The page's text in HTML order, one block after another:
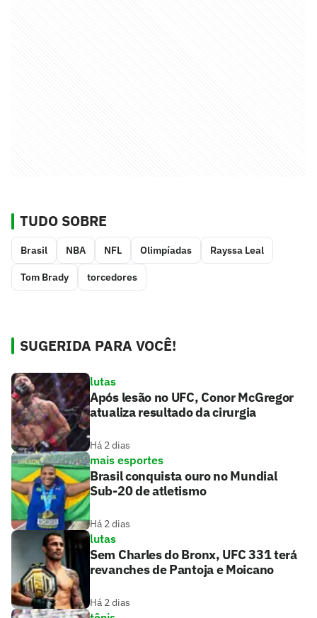
TUDO SOBRE
Brasil NBA NFL Olimpíadas Rayssa Leal
Tom Brady torcedores
SUGERIDA PARA VOCÊ!
lutas
Após lesão no UFC, Conor McGregor
atualiza resultado da cirurgia
Há 2 dias
mais esportes
Brasil conquista ouro no Mundial
Sub-20 de atletismo
Há 2 dias
lutas
Sem Charles do Bronx, UFC 331 terá
revanches de Pantoja e Moicano
Há 2 dias